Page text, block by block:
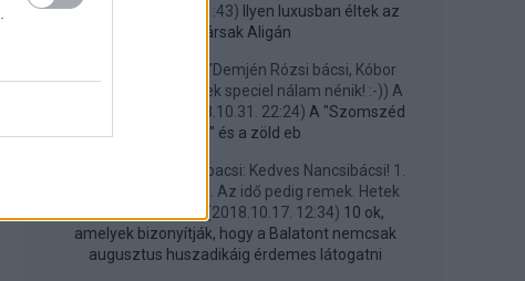
48 ...
2019.04.21. 21:43)
Ilyen luxusban éltek az
elvtársak Aligán
@funfun: "Demjén Rózsi bácsi, Kóbor
János bácsi," Na, ezek speciel nálam nénik! :-)) A
2018.10.31. 22:24) A "Szomszéd
kertje" és a zöld eb
@Nancsibacsi: Kedves Nancsibácsi! 1.
Október közepe van. Az idő pedig remek. Hetek
óta. 2. Szabads...(2018.10.17. 12:34) 10 ok,
amelyek bizonyítják, hogy a Balatont nemcsak
augusztus huszadikáig érdemes látogatni